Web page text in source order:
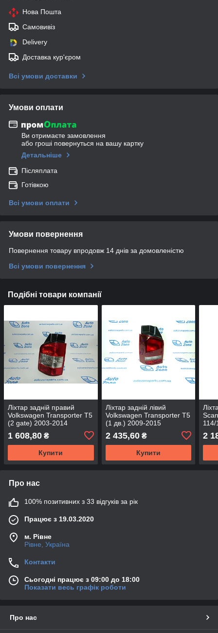
Нова Пошта
Самовивіз
Delivery
Доставка кур'єром
Всі умови доставки
Умови оплати
Ви отримаєте замовлення
або гроші повернуться на вашу картку
Детальніше
Післяплата
Готівкою
Всі умови оплати
Умови повернення
Повернення товару впродовж 14 днів за домовленістю
Всі умови повернення
Подібні товари компанії
Ліхтар задній правий
Volkswagen Transporter T5
(2 gate) 2003-2014
1 608,80 ₴
Купити
Ліхтар задній лівий
Volkswagen Transporter T5
(1 дв.) 2009-2015
2 435,60₴
Купити
114/
2
Про нас
100% позитивних з 33 відгуків за рік
Працює з 19.03.2020
м. Рівне
Рівне, Україна
Контакти
Сьогодні працює з 09:00 до 18:00
Показати весь графік роботи
Про нас